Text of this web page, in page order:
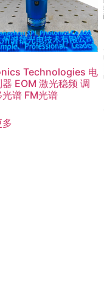
Technologies 电
EOM 激光稳频 调
谱 FM光谱
多